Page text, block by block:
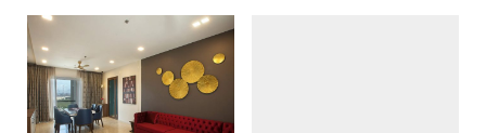
s
P
o
s
o
s
t
: